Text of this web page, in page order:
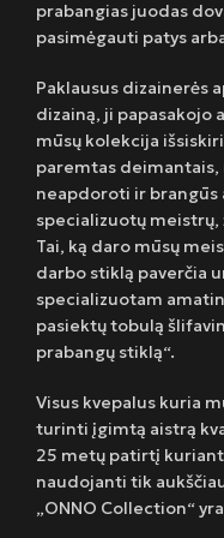
prabangias juodas
pasimėgauti patys
Paklausus dizainerės
dizainą, ji papasakojo
mūsų kolekcija
paremtas deimantais,
neapdoroti ir brangūs
specializuotų meistrų,
Tai, ką daro mūsų
darbo stiklą paverčia
specializuotam
pasiektų tobulą
prabangų stiklą“.
Visus kvepalus kuria
turinti įgimtą aistrą
25 metų patirtį kuriant
naudojanti tik
„ONNO Collection“